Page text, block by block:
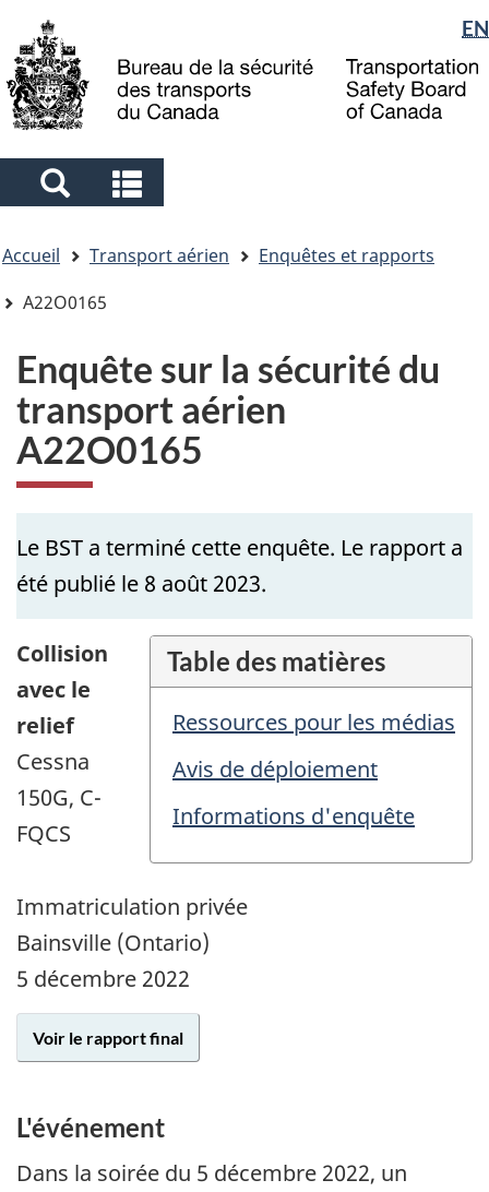
to
main
to
"About
government"
à
la
Sélection
de
la
langue
EN
Search
and
menus
and
menus
êtes
ici
Accueil Transport aérien
Enquêtes et rapports
A22O0165
Enquête sur la sécurité du
transport aérien
A22O0165
Le BST a terminé cette enquête. Le rapport a
été publié le 8 août 2023.
Table des matières
Ressources pour les médias
Avis de déploiement
Informations d'enquête
Collision
avec le
relief
Cessna
150G, C-
FQCS
Immatriculation privée
Bainsville (Ontario)
5 décembre 2022
Voir le rapport final
L'événement
Dans la soirée du 5 décembre 2022, un